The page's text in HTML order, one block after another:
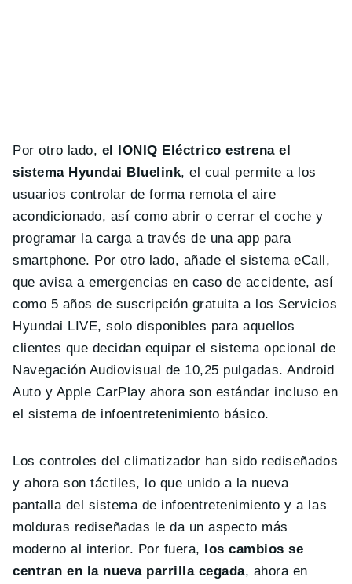
Por otro lado, el IONIQ Eléctrico estrena el
sistema Hyundai Bluelink, el cual permite a los
usuarios controlar de forma remota el aire
acondicionado, así como abrir o cerrar el coche y
programar la carga a través de una app para
smartphone. Por otro lado, añade el sistema eCall,
que avisa a emergencias en caso de accidente, así
como 5 años de suscripción gratuita a los Servicios
Hyundai LIVE, solo disponibles para aquellos
clientes que decidan equipar el sistema opcional de
Navegación Audiovisual de 10,25 pulgadas. Android
Auto y Apple CarPlay ahora son estándar incluso en
el sistema de infoentretenimiento básico.
Los controles del climatizador han sido rediseñados
y ahora son táctiles, lo que unido a la nueva
pantalla del sistema de infoentretenimiento y a las
molduras rediseñadas le da un aspecto más
moderno al interior. Por fuera, los cambios se
centran en la nueva parrilla cegada, ahora en